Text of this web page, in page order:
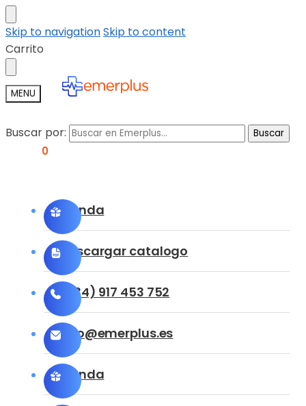
Skip to navigationSkip to content
Carrito
MENU
Buscar por: Buscar
0
Tienda
Descargar catalogo
(+34) 917 453 752
info@emerplus.es
Tienda